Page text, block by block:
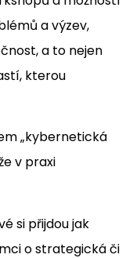
a výzev,
a to nejen
kterou
„kybernetická
v praxi
si přijdou jak
o strategická či